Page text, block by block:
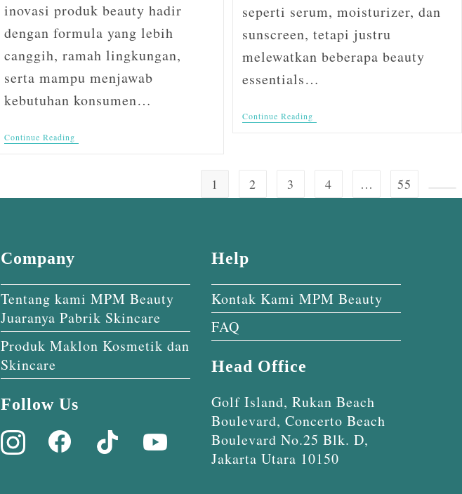
seperti serum, moisturizer, dan
sunscreen, tetapi justru
melewatkan beberapa beauty
essentials…
Continue Reading
inovasi produk beauty hadir
dengan formula yang lebih
canggih, ramah lingkungan,
serta mampu menjawab
kebutuhan konsumen…
Continue Reading
1 2 3 4 … 55
Company
Tentang kami MPM Beauty
Juaranya Pabrik Skincare
Produk Maklon Kosmetik dan
Skincare
Follow Us
Help
Kontak Kami MPM Beauty
FAQ
Head Office
Golf Island, Rukan Beach
Boulevard, Concerto Beach
Boulevard No.25 Blk. D,
Jakarta Utara 10150